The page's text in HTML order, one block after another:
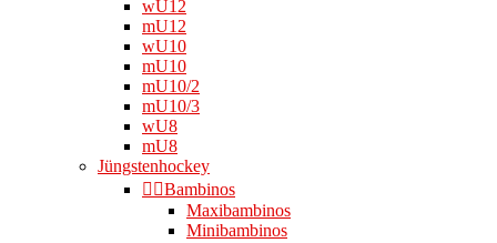
wU12
mU12
wU10
mU10
mU10/2
mU10/3
wU8
mU8
Jüngstenhockey
👉🏻Bambinos
Maxibambinos
Minibambinos